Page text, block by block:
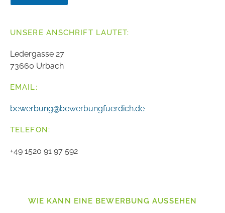
UNSERE ANSCHRIFT LAUTET:
Ledergasse 27
73660 Urbach
EMAIL:
bewerbung@bewerbungfuerdich.de
TELEFON:
+49 1520 91 97 592
WIE KANN EINE BEWERBUNG AUSSEHEN